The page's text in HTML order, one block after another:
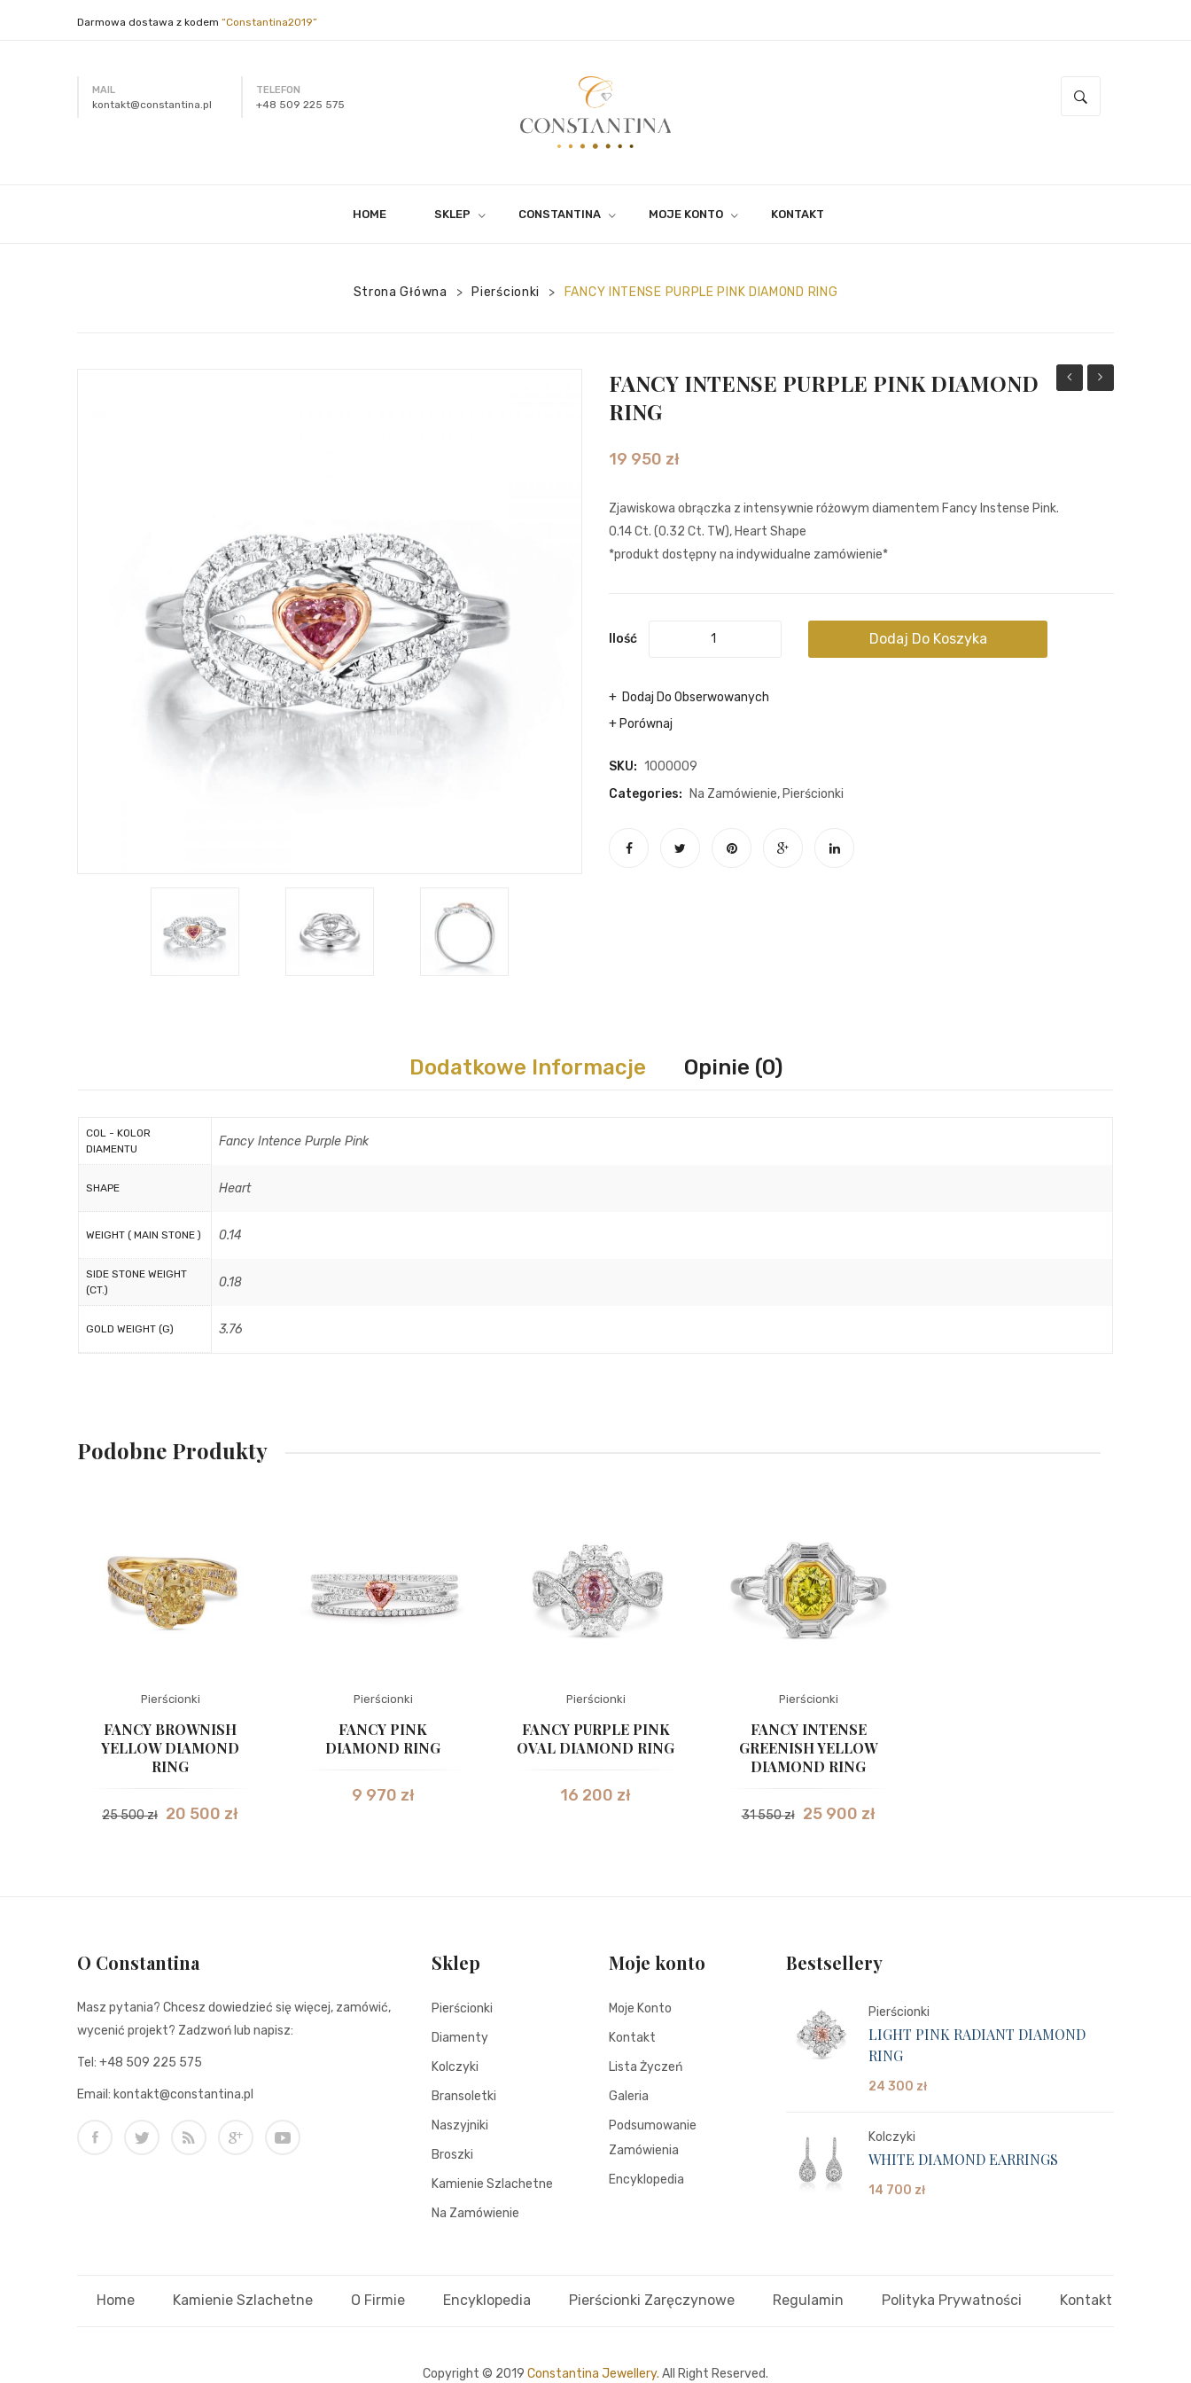
Darmowa dostawa z kodem “Constantina2019”
MAIL
kontakt@constantina.pl
TELEFON
+48 509 225 575
HOME SKLEP CONSTANTINA MOJE KONTO KONTAKT
Strona Główna > Pierścionki > FANCY INTENSE PURPLE PINK DIAMOND RING
FANCY INTENSE PURPLE PINK DIAMOND
RING
19 950 zł
Zjawiskowa obrączka z intensywnie różowym diamentem Fancy Instense Pink.
0.14 Ct. (0.32 Ct. TW), Heart Shape
*produkt dostępny na indywidualne zamówienie*
Ilość Dodaj Do Koszyka
Dodaj Do Obserwowanych
Porównaj
SKU: 1000009
Categories:
Na Zamówienie, Pierścionki
Dodatkowe Informacje Opinie (0)
COL - KOLOR
DIAMENTU
Fancy Intence Purple Pink
SHAPE Heart
WEIGHT ( MAIN STONE ) 0.14
SIDE STONE WEIGHT
(CT.)
0.18
GOLD WEIGHT (G) 3.76
Podobne Produkty
Pierścionki
FANCY BROWNISH
YELLOW DIAMOND
RING
25 500zł 20 500 zł
Pierścionki
FANCY PINK
DIAMOND RING
9 970 zł
Pierścionki
FANCY PURPLE PINK
OVAL DIAMOND RING
16 200 zł
Pierścionki
FANCY INTENSE
GREENISH YELLOW
DIAMOND RING
31 550zł 25 900 zł
O Constantina
Masz pytania? Chcesz dowiedzieć się więcej, zamówić,
wycenić projekt? Zadzwoń lub napisz:
Tel: +48 509 225 575
Email: kontakt@constantina.pl
Sklep
Pierścionki
Diamenty
Kolczyki
Bransoletki
Naszyjniki
Broszki
Kamienie Szlachetne
Na Zamówienie
Moje konto
Moje Konto
Kontakt
Lista Życzeń
Galeria
Podsumowanie
Zamówienia
Encyklopedia
Bestsellery
Pierścionki
LIGHT PINK RADIANT DIAMOND
RING
24 300 zł
Kolczyki
WHITE DIAMOND EARRINGS
14 700 zł
Home Kamienie Szlachetne O Firmie Encyklopedia Pierścionki Zaręczynowe Regulamin Polityka Prywatności Kontakt
Copyright © 2019 Constantina Jewellery. All Right Reserved.